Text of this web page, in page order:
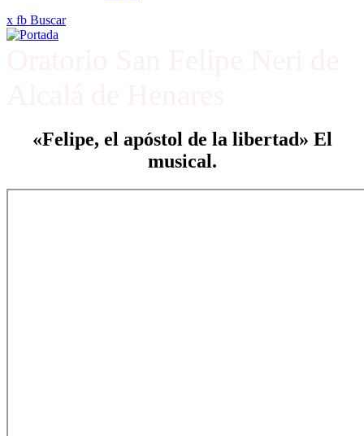
x fb Buscar
«Felipe, el apóstol de la libertad» El
musical.